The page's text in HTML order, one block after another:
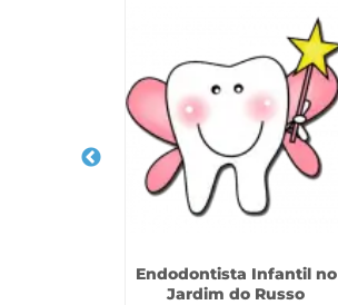
Endodontista Infantil no
Jardim do Russo